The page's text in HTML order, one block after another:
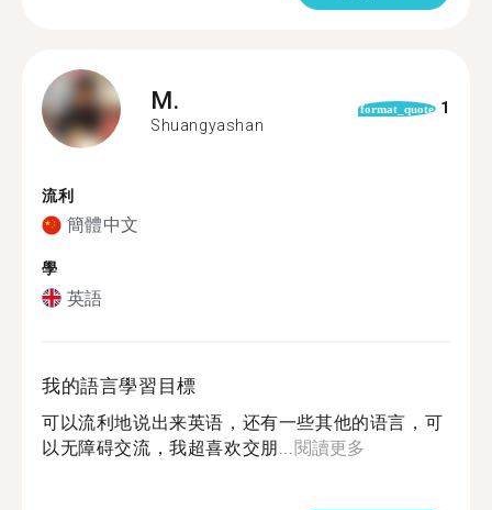
M.
Shuangyashan
format_quote 1
流利
簡體中文
學
英語
我的語言學習目標
可以流利地说出来英语，还有一些其他的语言，可
以无障碍交流，我超喜欢交朋... 閱讀更多